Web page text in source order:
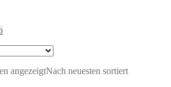
angezeigtNach neuesten sortiert